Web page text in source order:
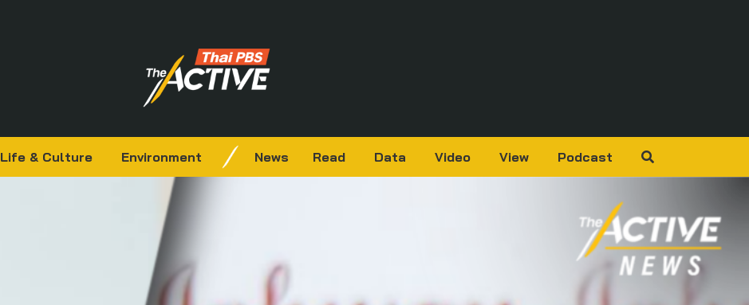
Life & Culture Environment News Read Data Video View Podcast